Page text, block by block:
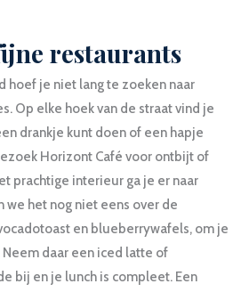
restaurants
hoef je niet lang te zoeken naar
Op elke hoek van de straat vind je
drankje kunt doen of een hapje
Horizont Café voor ontbijt of
prachtige interieur ga je er naar
we het nog niet eens over de
en blueberrywafels, om je
daar een iced latte of
bij en je lunch is compleet. Een